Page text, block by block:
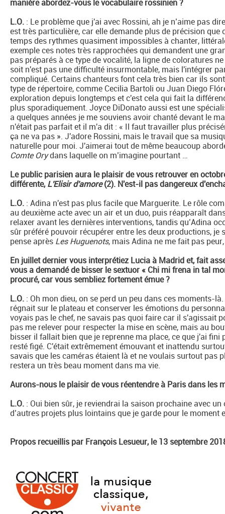
manière abordez-vous le vocabulaire rossinien ?
L.O. : Le problème que j'ai avec Rossini, ah je n’aime pas
est très particulière, car elle demande plus de précision
temps des rythmes quasiment impossibles à chanter,
exemple ces notes très rapprochées qui demandent une
pas préparés à ce type de vocalité, la ligne de coloratures
soit n'est pas une difficulté insurmontable, mais l'intégrer
compliqué. Certains chanteurs font cela très bien car ils
type de répertoire, comme Cecilia Bartoli ou Juan Diego
exploration depuis longtemps et c'est cela qui fait la
plus sporadiquement. Joyce DiDonato aussi est une
a quelques années je me souviens avoir chanté devant le
n'était pas parfait et il m'a dit : « Il faut travailler plus
ça ne va pas ». J'adore Rossini, mais le travail que sa
naturelle pour moi. J'aimerai tout de même beaucoup
Comte Orydans laquelle on m’imagine pourtant …
Le public parisien aura le plaisir de vous retrouver en
différente,L'Elisir d'amore(2). N'est-il pas dangereux
L.O. : Adina n'est pas plus facile que Marguerite. Le rôle
au deuxième acte avec un air et un duo, puis réapparaît
relaxer avant les dernières interventions, tandis qu’Adina
sûr préféré pouvoir récupérer entre les deux productions, je
pense après Les Huguenots, mais Adina ne me fait pas
En juillet dernier vous interprétiez Lucia à Madrid et, fait
vous a demandé de bisser le sextuor « Chi mi frena in tal
procuré, car vous sembliez fortement émue ?
L.O. : Oh mon dieu, on se perd un peu dans ces moments-
régnait sur le plateau et conserver les émotions du
voyais pas le chef, ne savais pas quoi faire car il s'agissait
pas me relever pour respecter la mise en scène, mais au
bisser il fallait bien que je reprenne ma place, ce que j'ai
resté figé. C'était extrêmement émouvant et inattendu
savais que les caméras étaient là et ne voulais surtout pas
restera un très beau moment dans ma vie.
Aurons-nous le plaisir de vous réentendre à Paris dans les
L.O. : Oui bien sûr, je reviendrai la saison prochaine avec
d’autres projets plus lointains que je garde pour le moment
Propos recueillis par François Lesueur, le 13 septembre